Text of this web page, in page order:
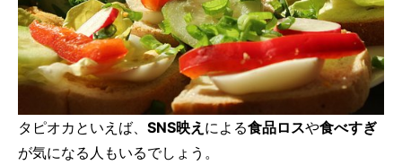
タピオカといえば、 SNS映え による食品ロスや食べすぎ
が気になる人もいるでしょう。